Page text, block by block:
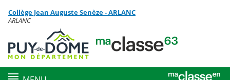
Menu de la rubrique
Contenu
Collège Jean Auguste Senèze - ARLANC
ARLANC